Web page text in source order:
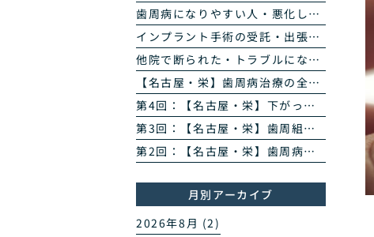
歯周病になりやすい人・悪化しやすい人｜生活習慣・持病・お薬のリスク因子｜名古屋・栄の高山歯科室
インプラント手術の受託・出張オペのご案内｜歯科医師の先生方へ
他院で断られた・トラブルになったインプラントのご相談
【名古屋・栄】歯周病治療の全4回まとめ｜検査から再生治療・歯肉退縮まで専門医が解説
第4回：【名古屋・栄】下がった歯ぐきは治る？ズッケリー法で歯肉退縮を改善する再生治療
第3回：【名古屋・栄】歯周組織再生治療とは？エムドゲイン・リグロスで歯を残す方法を専門医が解説
第2回：【名古屋・栄】歯周病のPCR菌検査とは？原因菌を見える化する4ステップを専門医が解説
月別アーカイブ
2026年8月 (2)